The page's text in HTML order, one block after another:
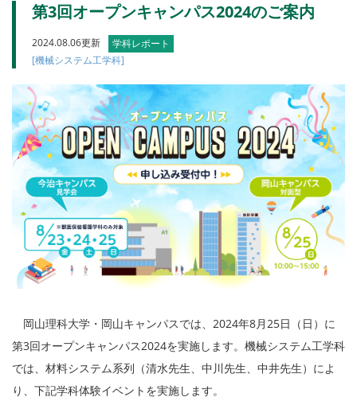
第3回オープンキャンパス2024のご案内
2024.08.06更新
学科レポート
[機械システム工学科]
岡山理科大学・岡山キャンパスでは、2024年8月25日（日）に
第3回オープンキャンパス2024を実施します。機械システム工学科
では、材料システム系列（清水先生、中川先生、中井先生）によ
り、下記学科体験イベントを実施します。